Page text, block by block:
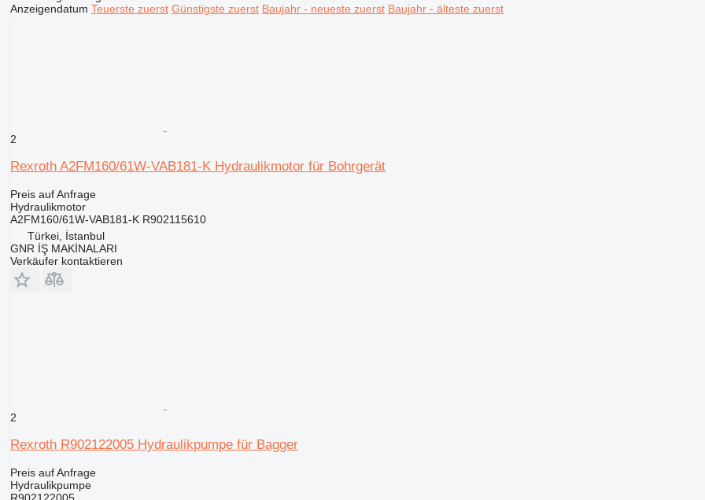
Anzeigendatum Teuerste zuerst Günstigste zuerst Baujahr - neueste zuerst Baujahr - älteste zuerst
2
Rexroth A2FM160/61W-VAB181-K Hydraulikmotor für Bohrgerät
Preis auf Anfrage
Hydraulikmotor
A2FM160/61W-VAB181-K R902115610
Türkei, İstanbul
GNR İŞ MAKİNALARI
Verkäufer kontaktieren
2
Rexroth R902122005 Hydraulikpumpe für Bagger
Preis auf Anfrage
Hydraulikpumpe